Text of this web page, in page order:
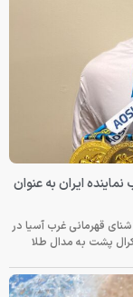
ایران به عنوان
قهرمانی غرب آسیا در